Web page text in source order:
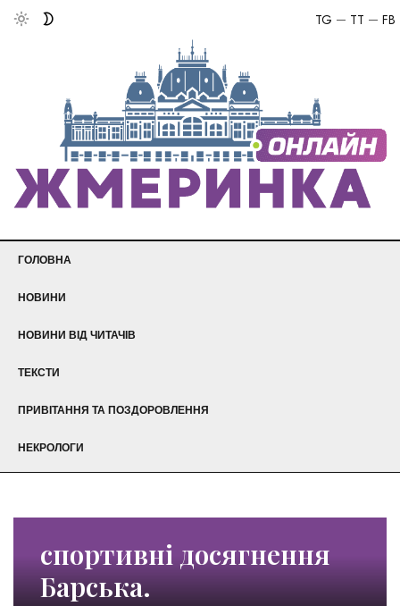
FB
TT
TG
ГОЛОВНА
НОВИНИ
НОВИНИ ВІД ЧИТАЧІВ
ТЕКСТИ
ПРИВІТАННЯ ТА ПОЗДОРОВЛЕННЯ
НЕКРОЛОГИ
спортивні досягнення
Барська.